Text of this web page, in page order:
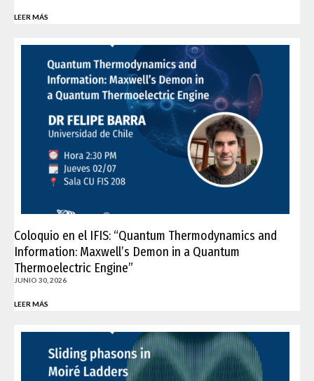
LEER MÁS
Coloquio en el IFIS: “Quantum Thermodynamics and
Information: Maxwell’s Demon in a Quantum
Thermoelectric Engine”
JUNIO 30, 2026
LEER MÁS